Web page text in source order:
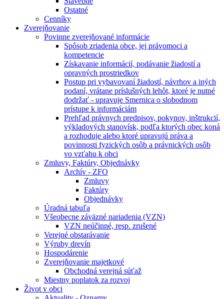
Ostatné
Cenníky
Zverejňovanie
Povinne zverejňované informácie
Spôsob zriadenia obce, jej právomoci a
kompetencie
Získavanie informácií, podávanie žiadostí a
opravných prostriedkov
Postup pri vybavovaní žiadostí, návrhov a iných
podaní, vrátane príslušných lehôt, ktoré je nutné
dodržať - upravuje Smernica o slobodnom
prístupe k informáciám
Prehľad právnych predpisov, pokynov, inštrukcií,
výkladových stanovísk, podľa ktorých obec koná
a rozhoduje alebo ktoré upravujú práva a
povinnosti fyzických osôb a právnických osôb
vo vzťahu k obci
Zmluvy, Faktúry, Objednávky
Archív - ZFO
Zmluvy
Faktúry
Objednávky
Úradná tabuľa
Všeobecne záväzné nariadenia (VZN)
VZN neúčinné, resp. zrušené
Verejné obstarávanie
Výruby drevín
Hospodárenie
Zverejňovanie majetkové
Obchodná verejná súťaž
Miestny poplatok za rozvoj
Život v obci